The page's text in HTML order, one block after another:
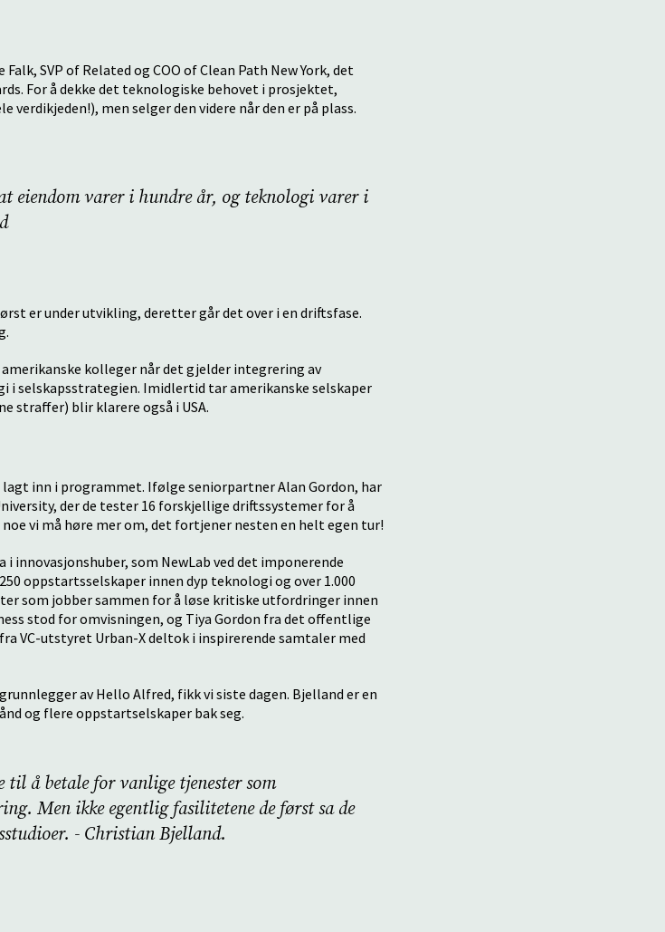
SVP of Related og COO of Clean Path New York, det
For å dekke det teknologiske behovet i prosjektet,
men selger den videre når den er på plass.
varer i hundre år, og teknologi varer i
er under utvikling, deretter går det over i en driftsfase.
kolleger når det gjelder integrering av
selskapsstrategien. Imidlertid tar amerikanske selskaper
straffer) blir klarere også i USA.
inn i programmet. Ifølge seniorpartner Alan Gordon, har
der de tester 16 forskjellige driftssystemer for å
vi må høre mer om, det fortjener nesten en helt egen tur!
innovasjonshuber, som NewLab ved det imponerende
oppstartsselskaper innen dyp teknologi og over 1.000
som jobber sammen for å løse kritiske utfordringer innen
stod for omvisningen, og Tiya Gordon fra det offentlige
VC-utstyret Urban-X deltok i inspirerende samtaler med
av Hello Alfred, fikk vi siste dagen. Bjelland er en
og flere oppstartselskaper bak seg.
til å betale for vanlige tjenester som
Men ikke egentlig fasilitetene de først sa de
- Christian Bjelland.